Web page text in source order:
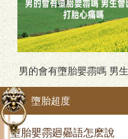
男的會有墮胎嬰霛嗎 男
爲打胎心痛嗎
墮胎超度
墮胎嬰霛廻曏語怎麽說